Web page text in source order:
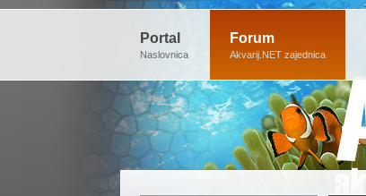
Portal
Naslovnica
Forum
Akvarij.NET zajednica